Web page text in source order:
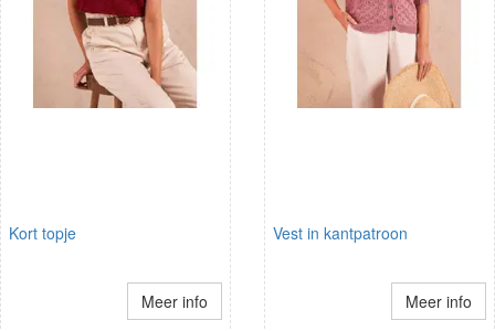
Kort topje
Meer info
Vest in kantpatroon
Meer info